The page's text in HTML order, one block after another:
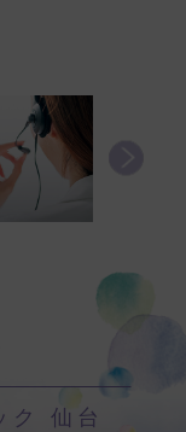
仙台